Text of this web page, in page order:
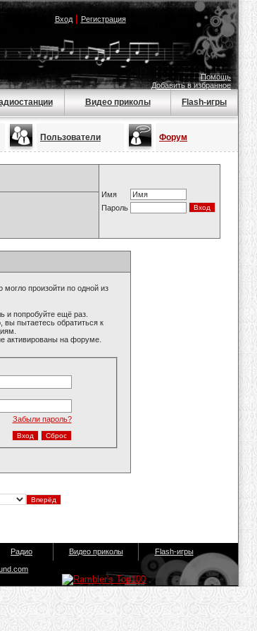
Вход| Регистрация
Помощь
Добавить в избранное
Видео приколы Flash-игры
Пользователи Форум
Имя
Пароль
произойти по одной из
и попробуйте ещё раз.
вы пытаетесь обратиться к
активированы на форуме.
Забыли пароль?
Радио Видео приколы Flash-игры